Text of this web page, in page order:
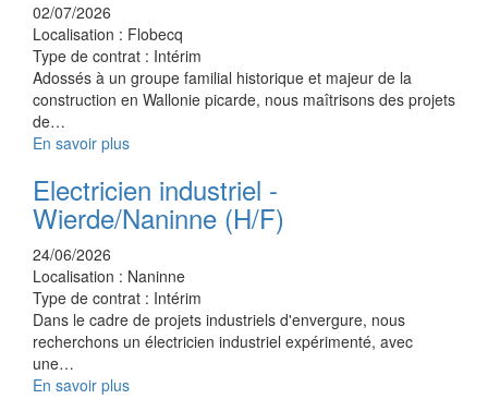
02/07/2026
Localisation : Flobecq
Type de contrat : Intérim
Adossés à un groupe familial historique et majeur de la
construction en Wallonie picarde, nous maîtrisons des projets
de…
En savoir plus
Electricien industriel -
Wierde/Naninne (H/F)
24/06/2026
Localisation : Naninne
Type de contrat : Intérim
Dans le cadre de projets industriels d'envergure, nous
recherchons un électricien industriel expérimenté, avec
une…
En savoir plus